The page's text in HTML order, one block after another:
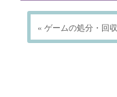
« ゲームの処分・回収